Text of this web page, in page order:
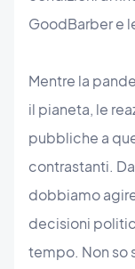
GoodBarber e
Mentre la
il pianeta, le
pubbliche a
contrastanti.
dobbiamo
decisioni
tempo. Non so